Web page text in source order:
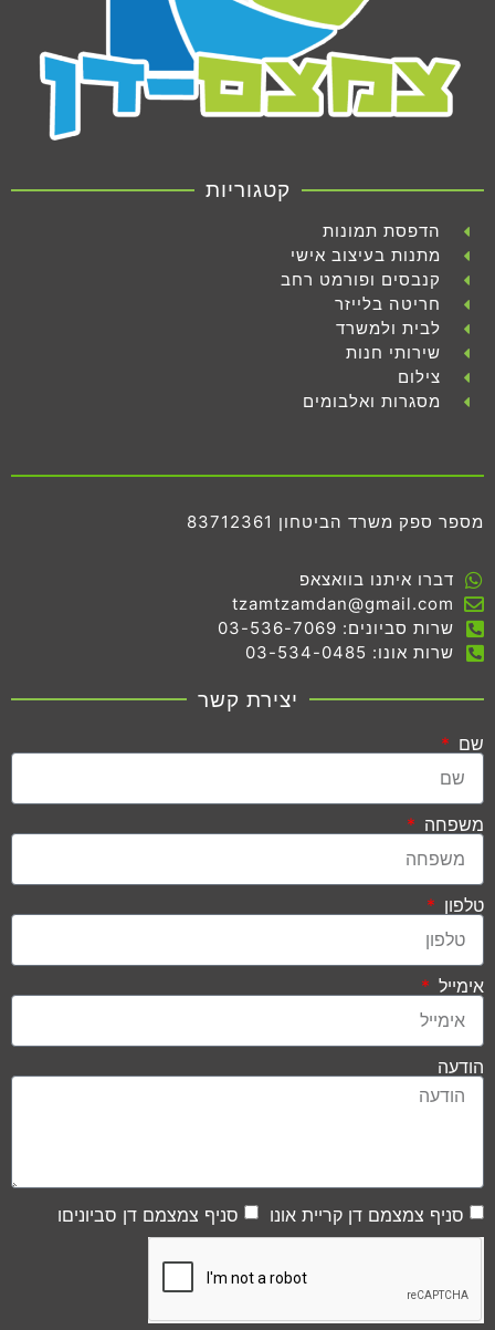
קטגוריות
הדפסת תמונות
מתנות בעיצוב אישי
קנבסים ופורמט רחב
חריטה בלייזר
לבית ולמשרד
שירותי חנות
צילום
מסגרות ואלבומים
מספר ספק משרד הביטחון 83712361
דברו איתנו בוואצאפ
tzamtzamdan@gmail.com
שרות סביונים: 03-536-7069
שרות אונו: 03-534-0485
יצירת קשר
שם
משפחה
טלפון
אימייל
הודעה
סניף צמצמם דן קריית אונו סניף צמצמם דן סביוניםו